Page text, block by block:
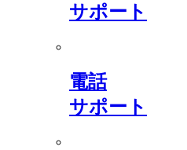
サポート
電話
サポート